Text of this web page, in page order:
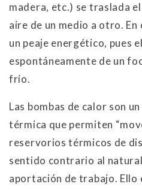
madera, etc.) se traslada
aire de un medio a otro.
un peaje energético, pues
espontáneamente de un
frío.
Las bombas de calor son
térmica que permiten
reservorios térmicos de
sentido contrario al natural
aportación de trabajo. Ello